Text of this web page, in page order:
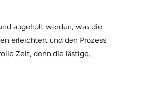
abgeholt werden, was die
erleichtert und den Prozess
Zeit, denn die lästige,